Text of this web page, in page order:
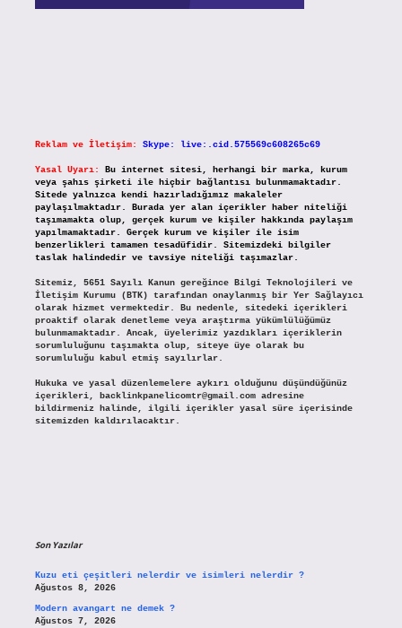
Reklam ve İletişim: Skype: live:.cid.575569c608265c69
Yasal Uyarı:
Bu internet sitesi, herhangi bir marka, kurum
veya şahıs şirketi ile hiçbir bağlantısı bulunmamaktadır.
Sitede yalnızca kendi hazırladığımız makaleler
paylaşılmaktadır. Burada yer alan içerikler haber niteliği
taşımamakta olup, gerçek kurum ve kişiler hakkında paylaşım
yapılmamaktadır. Gerçek kurum ve kişiler ile isim
benzerlikleri tamamen tesadüfidir. Sitemizdeki bilgiler
taslak halindedir ve tavsiye niteliği taşımazlar.
Sitemiz, 5651 Sayılı Kanun gereğince Bilgi Teknolojileri ve
İletişim Kurumu (BTK) tarafından onaylanmış bir Yer Sağlayıcı
olarak hizmet vermektedir. Bu nedenle, sitedeki içerikleri
proaktif olarak denetleme veya araştırma yükümlülüğümüz
bulunmamaktadır. Ancak, üyelerimiz yazdıkları içeriklerin
sorumluluğunu taşımakta olup, siteye üye olarak bu
sorumluluğu kabul etmiş sayılırlar.
Hukuka ve yasal düzenlemelere aykırı olduğunu düşündüğünüz
içerikleri,
backlinkpanelicomtr@gmail.comadresine
bildirmeniz halinde, ilgili içerikler yasal süre içerisinde
sitemizden kaldırılacaktır.
Son Yazılar
Kuzu eti çeşitleri nelerdir ve isimleri nelerdir ?
Ağustos 8, 2026
Modern avangart ne demek ?
Ağustos 7, 2026